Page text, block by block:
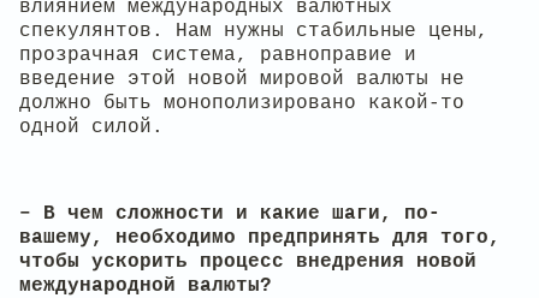
влиянием международных валютных
спекулянтов. Нам нужны стабильные цены,
прозрачная система, равноправие и
введение этой новой мировой валюты не
должно быть монополизировано какой-то
одной силой.
– В чем сложности и какие шаги, по-
вашему, необходимо предпринять для того,
чтобы ускорить процесс внедрения новой
международной валюты?